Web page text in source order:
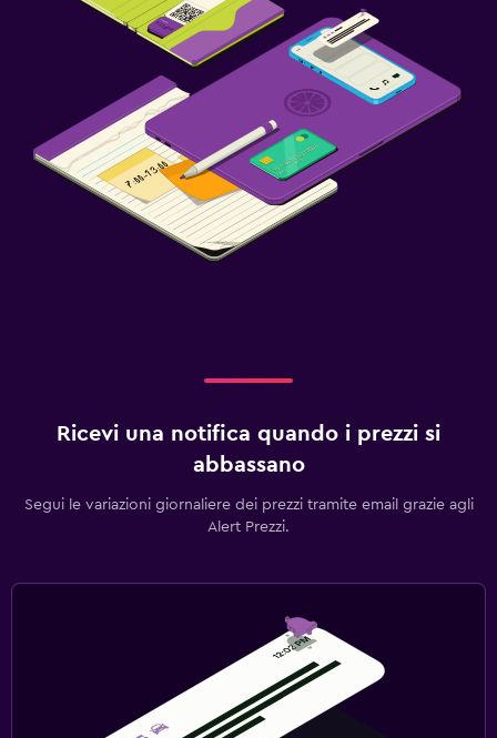
Ricevi una notifica quando i prezzi si
abbassano
Segui le variazioni giornaliere dei prezzi tramite email grazie agli
Alert Prezzi.